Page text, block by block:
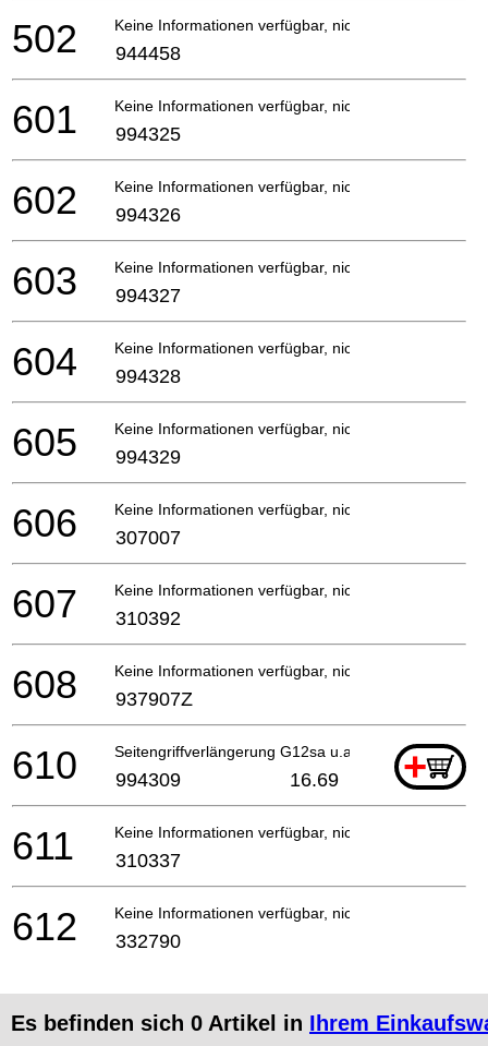
Keine Informationen verfügbar, nicht bestellbar
502 944458
Keine Informationen verfügbar, nicht bestellbar
601 994325
Keine Informationen verfügbar, nicht bestellbar
602 994326
Keine Informationen verfügbar, nicht bestellbar
603 994327
Keine Informationen verfügbar, nicht bestellbar
604 994328
Keine Informationen verfügbar, nicht bestellbar
605 994329
Keine Informationen verfügbar, nicht bestellbar
606 307007
Keine Informationen verfügbar, nicht bestellbar
607 310392
Keine Informationen verfügbar, nicht bestellbar
608 937907Z
Seitengriffverlängerung G12sa u.a +
610 994309 16.69
Keine Informationen verfügbar, nicht bestellbar
611 310337
Keine Informationen verfügbar, nicht bestellbar
612 332790
Es befinden sich 0 Artikel in Ihrem